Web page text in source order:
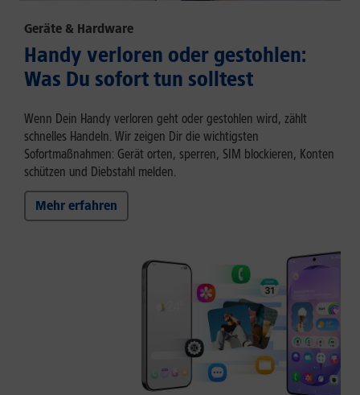
Geräte & Hardware
Handy verloren oder gestohlen:
Was Du sofort tun solltest
Wenn Dein Handy verloren geht oder gestohlen wird, zählt
schnelles Handeln. Wir zeigen Dir die wichtigsten
Sofortmaßnahmen: Gerät orten, sperren, SIM blockieren, Konten
schützen und Diebstahl melden.
Mehr erfahren